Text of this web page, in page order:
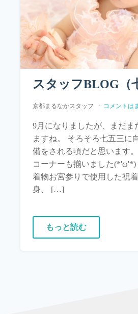
スタッフBLOG（
京都まるなかスタッフ コメントは
9月になりましたが、まだま
ますね。 そろそろ七五三に
備をされる頃だと思います
コーナーも揃いました(*'ω'*)
着物お宮参りで使用した祝
身、 […]
もっと読む